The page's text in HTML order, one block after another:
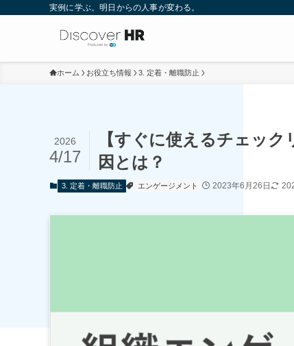
実例に学ぶ。明日からの人事が変わる。
ホーム お役立ち情報 3. 定着・離職防止
【すぐに使えるチェッ
因とは？
2026
4/17
3. 定着・離職防止 エンゲージメント 2023年6月26日